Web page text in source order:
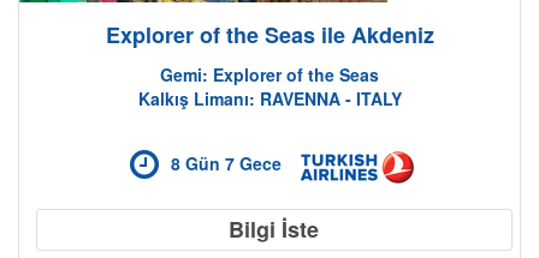
Explorer of the Seas ile Akdeniz
Gemi: Explorer of the Seas
Kalkış Limanı: RAVENNA - ITALY
8 Gün 7 Gece
Bilgi İste